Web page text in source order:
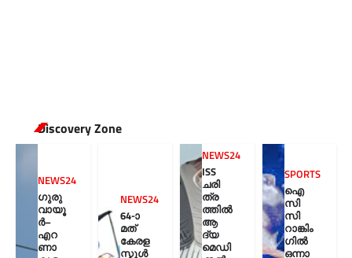
Discovery Zone
NEWS24
ഗുരു
വായൂ
ർ–
എറ
ണാ
NEWS24
64-ാ
മത്
കേരള
സ്കൂൾ
NEWS24
ISS
ചരി
ത്ര
ത്തിൽ
ആ
ദ്യ
മെഡി
SPORTS
ഐ
സി
സി
റാങ്കിം
ഗിൽ
ഒന്നാ